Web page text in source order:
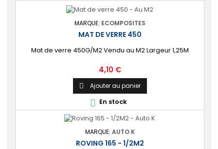
MARQUE: ECOMPOSITES
MAT DE VERRE 450
Mat de verre 450G/M2 Vendu au M2 Largeur 1,25M
Prix
4,10 €
 Ajouter au panier
 En stock
MARQUE: AUTO K
ROVING 165 - 1/2M2